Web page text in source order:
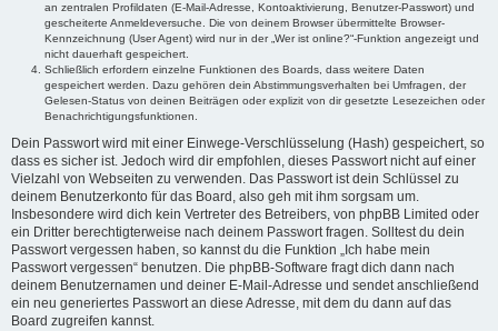
an zentralen Profildaten (E-Mail-Adresse, Kontoaktivierung, Benutzer-Passwort) und
gescheiterte Anmeldeversuche. Die von deinem Browser übermittelte Browser-
Kennzeichnung (User Agent) wird nur in der „Wer ist online?“-Funktion angezeigt und
nicht dauerhaft gespeichert.
Schließlich erfordern einzelne Funktionen des Boards, dass weitere Daten
gespeichert werden. Dazu gehören dein Abstimmungsverhalten bei Umfragen, der
Gelesen-Status von deinen Beiträgen oder explizit von dir gesetzte Lesezeichen oder
Benachrichtigungsfunktionen.
Dein Passwort wird mit einer Einwege-Verschlüsselung (Hash) gespeichert, so
dass es sicher ist. Jedoch wird dir empfohlen, dieses Passwort nicht auf einer
Vielzahl von Webseiten zu verwenden. Das Passwort ist dein Schlüssel zu
deinem Benutzerkonto für das Board, also geh mit ihm sorgsam um.
Insbesondere wird dich kein Vertreter des Betreibers, von phpBB Limited oder
ein Dritter berechtigterweise nach deinem Passwort fragen. Solltest du dein
Passwort vergessen haben, so kannst du die Funktion „Ich habe mein
Passwort vergessen“ benutzen. Die phpBB-Software fragt dich dann nach
deinem Benutzernamen und deiner E-Mail-Adresse und sendet anschließend
ein neu generiertes Passwort an diese Adresse, mit dem du dann auf das
Board zugreifen kannst.